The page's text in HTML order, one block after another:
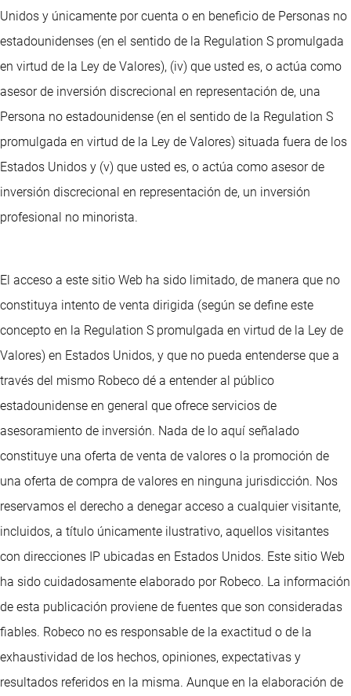
Unidos y únicamente por cuenta o en beneficio de Personas no
estadounidenses (en el sentido de la Regulation S promulgada
en virtud de la Ley de Valores), (iv) que usted es, o actúa como
asesor de inversión discrecional en representación de, una
Persona no estadounidense (en el sentido de la Regulation S
promulgada en virtud de la Ley de Valores) situada fuera de los
Estados Unidos y (v) que usted es, o actúa como asesor de
inversión discrecional en representación de, un inversión
profesional no minorista.
El acceso a este sitio Web ha sido limitado, de manera que no
constituya intento de venta dirigida (según se define este
concepto en la Regulation S promulgada en virtud de la Ley de
Valores) en Estados Unidos, y que no pueda entenderse que a
través del mismo Robeco dé a entender al público
estadounidense en general que ofrece servicios de
asesoramiento de inversión. Nada de lo aquí señalado
constituye una oferta de venta de valores o la promoción de
una oferta de compra de valores en ninguna jurisdicción. Nos
reservamos el derecho a denegar acceso a cualquier visitante,
incluidos, a título únicamente ilustrativo, aquellos visitantes
con direcciones IP ubicadas en Estados Unidos. Este sitio Web
ha sido cuidadosamente elaborado por Robeco. La información
de esta publicación proviene de fuentes que son consideradas
fiables. Robeco no es responsable de la exactitud o de la
exhaustividad de los hechos, opiniones, expectativas y
resultados referidos en la misma. Aunque en la elaboración de